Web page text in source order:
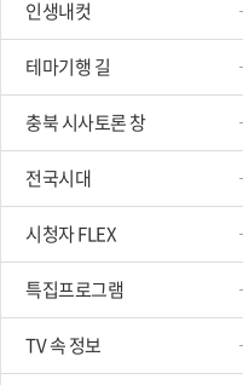
인생내컷
테마기행 길
충북 시사토론 창
전국시대
시청자 FLEX
특집프로그램
TV 속 정보